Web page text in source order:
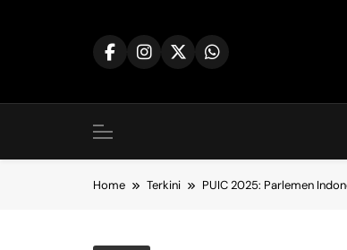
Home Terkini PUIC 2025: Parlemen